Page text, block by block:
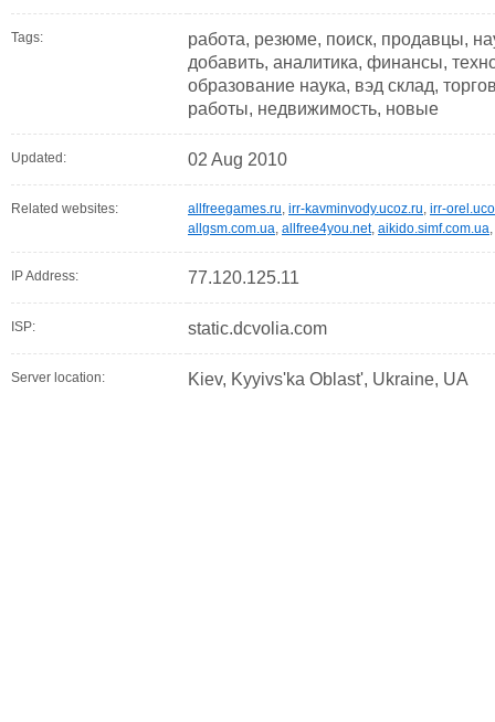
Tags:
работа, резюме, поиск, продавцы,
добавить, аналитика, финансы,
образование наука, вэд склад,
работы, недвижимость, новые
Updated: 02 Aug 2010
Related websites: allfreegames.ru, irr-kavminvody.ucoz.ru, irr-
allgsm.com.ua, allfree4you.net, aikido.simf.com.ua,
IP Address: 77.120.125.11
ISP: static.dcvolia.com
Server location: Kiev, Kyyivs'ka Oblast', Ukraine, UA